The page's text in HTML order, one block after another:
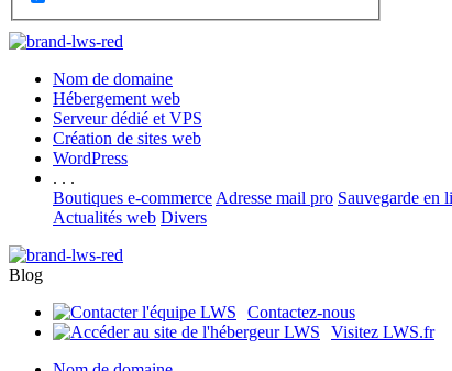
Nom de domaine
Hébergement web
Serveur dédié et VPS
Création de sites web
WordPress
. . .
Boutiques e-commerce Adresse mail pro Sauvegarde en
Actualités web Divers
Blog
Contactez-nous
Visitez LWS.fr